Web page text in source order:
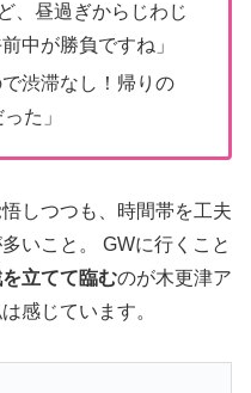
、昼過ぎからじわじ
中が勝負ですね」
渋滞なし！帰りの
た」
しつつも、時間帯を工夫
いこと。 GWに行くこと
立てて臨むのが木更津ア
感じています。